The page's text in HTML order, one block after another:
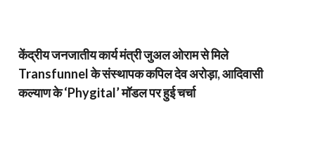
केंद्रीय जनजातीय कार्य मंत्री जुअल ओराम से मिले
Transfunnel के संस्थापक कपिल देव अरोड़ा, आदिवासी
कल्याण के ‘Phygital’ मॉडल पर हुई चर्चा